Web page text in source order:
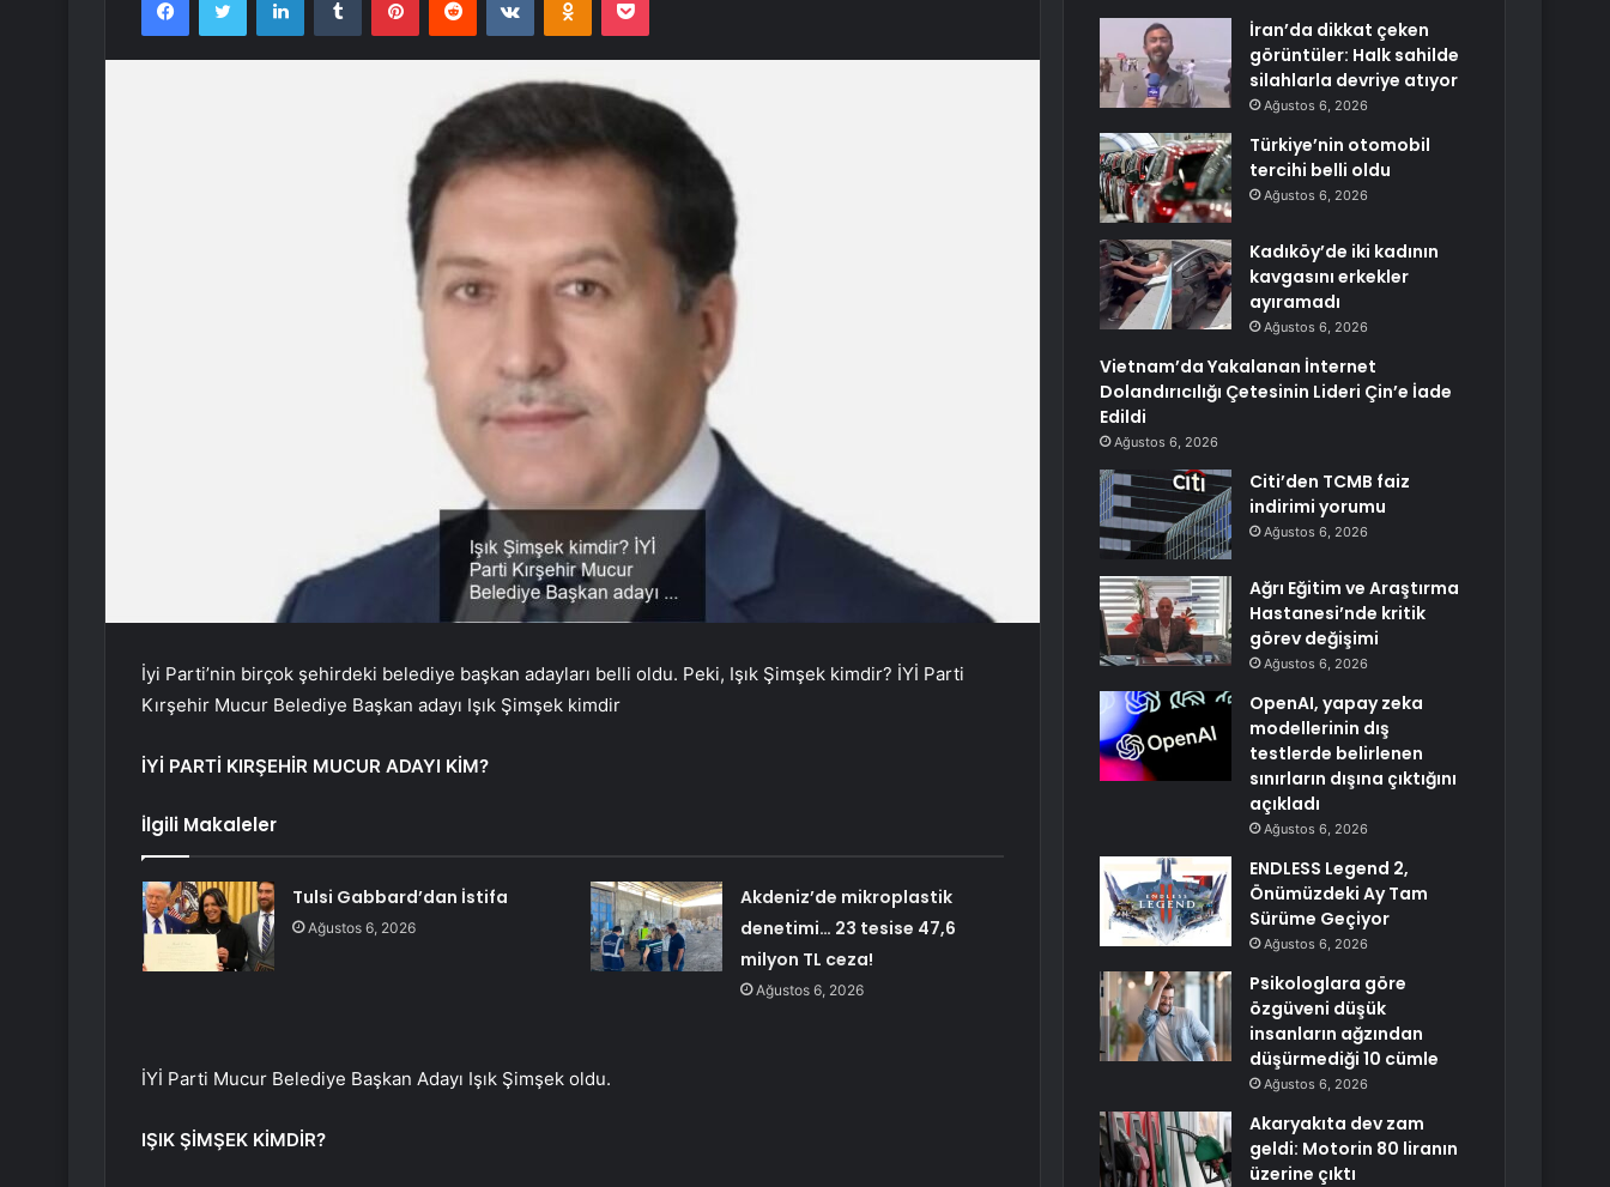
İyi Parti’nin birçok şehirdeki belediye başkan adayları belli oldu. Peki, Işık Şimşek kimdir? İYİ Parti
Kırşehir Mucur Belediye Başkan adayı Işık Şimşek kimdir
İYİ PARTİ KIRŞEHİR MUCUR ADAYI KİM?
İlgili Makaleler
Tulsi Gabbard’dan İstifa
Ağustos 6, 2026
Akdeniz’de mikroplastik
denetimi… 23 tesise 47,6
milyon TL ceza!
Ağustos 6, 2026
İYİ Parti Mucur Belediye Başkan Adayı Işık Şimşek oldu.
IŞIK ŞİMŞEK KİMDİR?
İran’da dikkat çeken
görüntüler: Halk sahilde
silahlarla devriye atıyor
Ağustos 6, 2026
Türkiye’nin otomobil
tercihi belli oldu
Ağustos 6, 2026
Kadıköy’de iki kadının
kavgasını erkekler
ayıramadı
Ağustos 6, 2026
Vietnam’da Yakalanan İnternet
Dolandırıcılığı Çetesinin Lideri Çin’e İade
Edildi
Ağustos 6, 2026
Citi’den TCMB faiz
indirimi yorumu
Ağustos 6, 2026
Ağrı Eğitim ve Araştırma
Hastanesi’nde kritik
görev değişimi
Ağustos 6, 2026
OpenAI, yapay zeka
modellerinin dış
testlerde belirlenen
sınırların dışına çıktığını
açıkladı
Ağustos 6, 2026
ENDLESS Legend 2,
Önümüzdeki Ay Tam
Sürüme Geçiyor
Ağustos 6, 2026
Psikologlara göre
özgüveni düşük
insanların ağzından
düşürmediği 10 cümle
Ağustos 6, 2026
Akaryakıta dev zam
geldi: Motorin 80 liranın
üzerine çıktı